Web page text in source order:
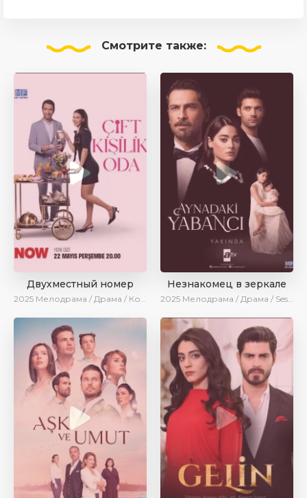
Смотрите также:
Двухместный номер
2025 Мелодрама / Драма / Комедия / Новинки / Сериалы 2025
Незнакомец в зеркале
2025 Мелодрама / Драма / SesDizi / AlisaDirilis / Новинки / Сериалы 2025